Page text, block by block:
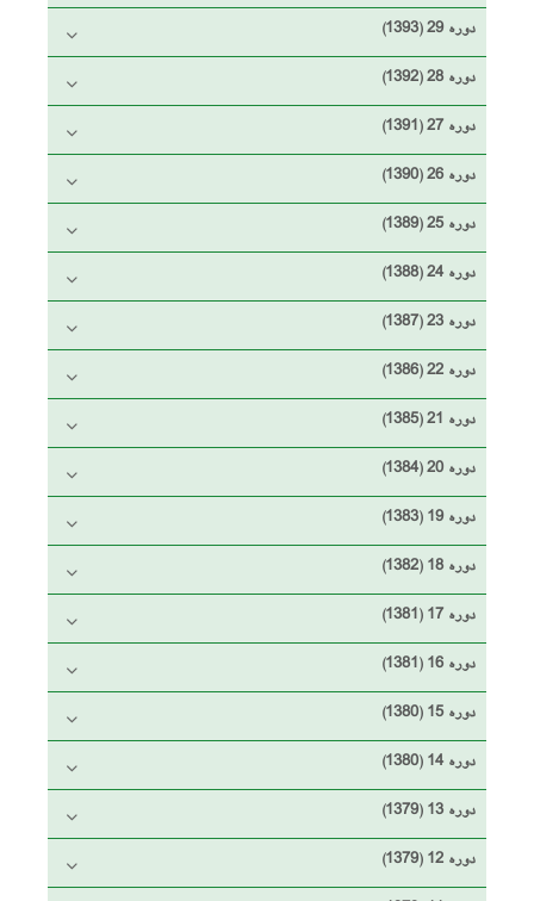
دوره 29 (1393)
دوره 28 (1392)
دوره 27 (1391)
دوره 26 (1390)
دوره 25 (1389)
دوره 24 (1388)
دوره 23 (1387)
دوره 22 (1386)
دوره 21 (1385)
دوره 20 (1384)
دوره 19 (1383)
دوره 18 (1382)
دوره 17 (1381)
دوره 16 (1381)
دوره 15 (1380)
دوره 14 (1380)
دوره 13 (1379)
دوره 12 (1379)